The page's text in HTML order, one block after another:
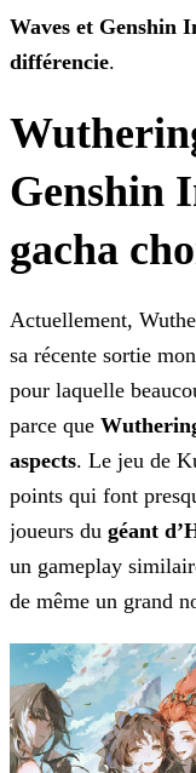
Waves et Genshin
différencie.
Genshin
gacha
Actuellement,
sa récente sortie
pour laquelle
parce que
aspects. Le jeu de
points qui font
joueurs du géant
un gameplay
de même un grand